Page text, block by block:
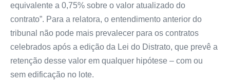
equivalente a 0,75% sobre o valor atualizado do
contrato”. Para a relatora, o entendimento anterior do
tribunal não pode mais prevalecer para os contratos
celebrados após a edição da Lei do Distrato, que prevê a
retenção desse valor em qualquer hipótese – com ou
sem edificação no lote.